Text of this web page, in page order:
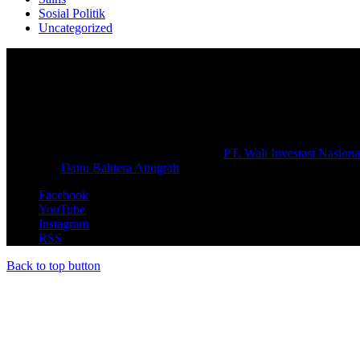
Sosial Politik
Uncategorized
PT. Wali Investasi
Danu Bahtera Anugrah
Facebook
YouTube
Instagram
RSS
Back to top button